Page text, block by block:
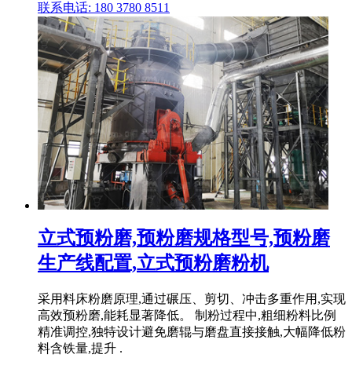
联系电话: 180 3780 8511
立式预粉磨,预粉磨规格型号,预粉磨
生产线配置,立式预粉磨粉机
采用料床粉磨原理,通过碾压、剪切、冲击多重作用,实现
高效预粉磨,能耗显著降低。 制粉过程中,粗细粉料比例
精准调控,独特设计避免磨辊与磨盘直接接触,大幅降低粉
料含铁量,提升 .